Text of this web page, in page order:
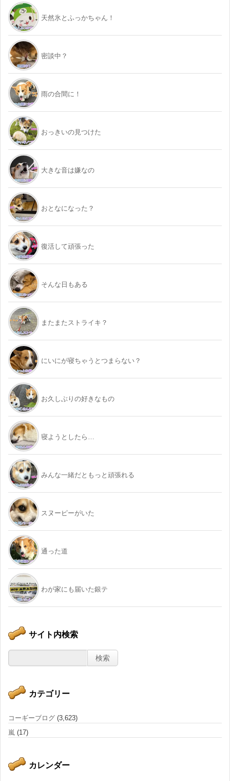
天然氷とふっかちゃん！
密談中？
雨の合間に！
おっきいの見つけた
大きな音は嫌なの
おとなになった？
復活して頑張った
そんな日もある
またまたストライキ？
にいにが寝ちゃうとつまらない？
お久しぶりの好きなもの
寝ようとしたら…
みんな一緒だともっと頑張れる
スヌーピーがいた
通った道
わが家にも届いた銀テ
サイト内検索
カテゴリー
コーギーブログ (3,623)
嵐 (17)
カレンダー